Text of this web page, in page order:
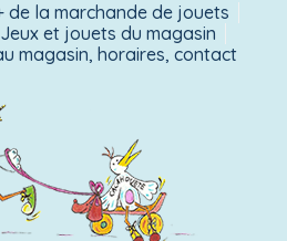
de la marchande de jouets
Jeux et jouets du magasin
magasin, horaires, contact